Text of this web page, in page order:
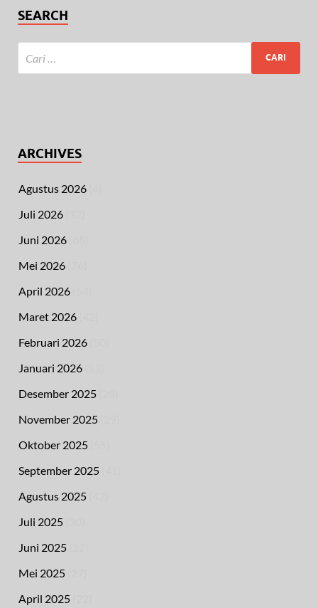
SEARCH
ARCHIVES
Agustus 2026
Juli 2026
Juni 2026
Mei 2026
April 2026
Maret 2026
Februari 2026
Januari 2026
Desember 2025
November 2025
Oktober 2025
September 2025
Agustus 2025
Juli 2025
Juni 2025
Mei 2025
April 2025